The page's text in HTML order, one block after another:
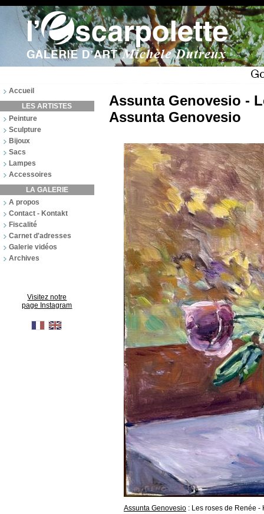
Accueil
LES ARTISTES
Peinture
Sculpture
Bijoux
Sacs
Lampes
Accessoires
LA GALERIE
A propos
Contact - Kontakt
Fiscalité
Carnet d'adresses
Galerie vidéos
Archives
Visitez notre
page Instagram
Assunta Genovesio -
Assunta Genovesio
Assunta Genovesio : Les roses de Renée -